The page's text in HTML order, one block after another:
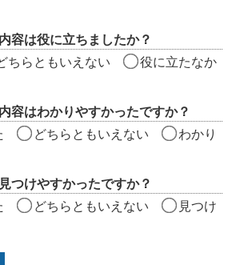
容は役に立ちましたか？
ちらともいえない
役に立たなか
容はわかりやすかったですか？
どちらともいえない
わかり
つけやすかったですか？
どちらともいえない
見つけ